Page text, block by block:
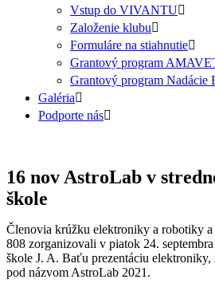
Vstup do VIVANTU
Založenie klubu
Formuláre na stiahnutie
Grantový program
Grantový program
Galéria
Podporte nás
16 nov AstroLab v
škole
Členovia krúžku elektroniky a robotiky
808 zorganizovali v piatok 24.
škole J. A. Baťu prezentáciu
pod názvom AstroLab 2021.